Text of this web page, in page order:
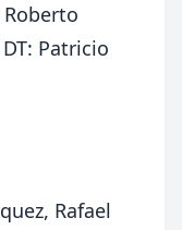
Patricio
Rafael